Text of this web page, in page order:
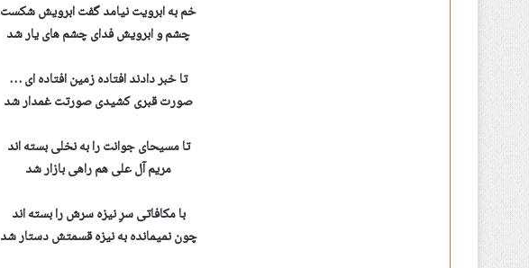
خم به ابرویت نیامد گفت ابرویش شکست
چشم و ابرویش فدای چشم های یار شد
تا خبر دادند افتاده زمین افتاده ای …
صورت قبری کشیدی صورتت غمدار شد
تا مسیحای جوانت را به نخلی بسته اند
مریم آل علی هم راهی بازار شد
با مکافاتی سرِ نیزه سرش را بسته اند
چون نمیمانده به نیزه قسمتش دستار شد